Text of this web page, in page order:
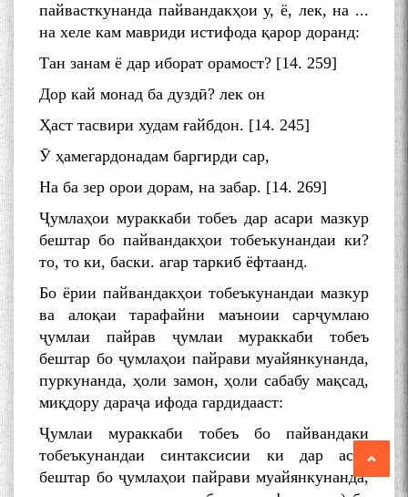
пайвасткунанда пайвандакҳои у, ё, лек, на ...
на хеле кам мавриди истифода қарор доранд:
Тан занам ё дар иборат орамост? [14. 259]
Дор кай монад ба дуздӣ? лек он
Ҳаст тасвири худам ғайбдон. [14. 245]
Ӯ ҳамегардонадам баргирди сар,
На ба зер орои дорам, на забар. [14. 269]
Ҷумлаҳои мураккаби тобеъ дар асари мазкур
бештар бо пайвандакҳои тобеъкунандаи ки?
то, то ки, баски. агар таркиб ёфтаанд.
Бо ёрии пайвандакҳои тобеъкунандаи мазкур
ва алоқаи тарафайни маъноии сарҷумлаю
ҷумлаи пайрав ҷумлаи мураккаби тобеъ
бештар бо ҷумлаҳои пайрави муайянкунанда,
пуркунанда, ҳоли замон, ҳоли сабабу мақсад,
миқдору дараҷа ифода гардидааст:
Ҷумлаи мураккаби тобеъ бо пайвандаки
тобеъкунандаи синтаксисии ки дар асар
бештар бо ҷумлаҳои пайрави муайянкунанда,